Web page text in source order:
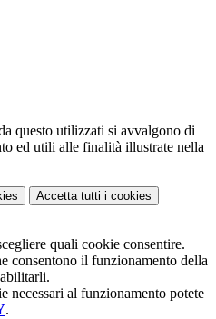
questo utilizzati si avvalgono di
ed utili alle finalità illustrate nella
Accetta tutti i cookies
quali cookie consentire.
consentono il funzionamento della
necessari al funzionamento potete
.